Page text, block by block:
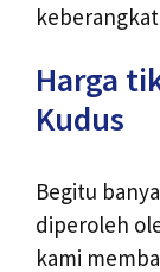
Harga
Kudus
Begitu
diperoleh
kami